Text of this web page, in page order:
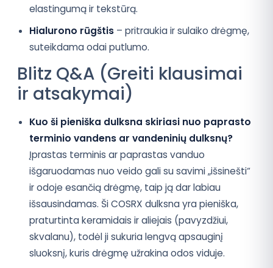
elastingumą ir tekstūrą.
Hialurono rūgštis – pritraukia ir sulaiko drėgmę,
suteikdama odai putlumo.
Blitz Q&A (Greiti klausimai
ir atsakymai)
Kuo ši pieniška dulksna skiriasi nuo paprasto
terminio vandens ar vandeninių dulksnų?
Įprastas terminis ar paprastas vanduo
išgaruodamas nuo veido gali su savimi „išsinešti“
ir odoje esančią drėgmę, taip ją dar labiau
išsausindamas. Ši COSRX dulksna yra pieniška,
praturtinta keramidais ir aliejais (pavyzdžiui,
skvalanu), todėl ji sukuria lengvą apsauginį
sluoksnį, kuris drėgmę užrakina odos viduje.